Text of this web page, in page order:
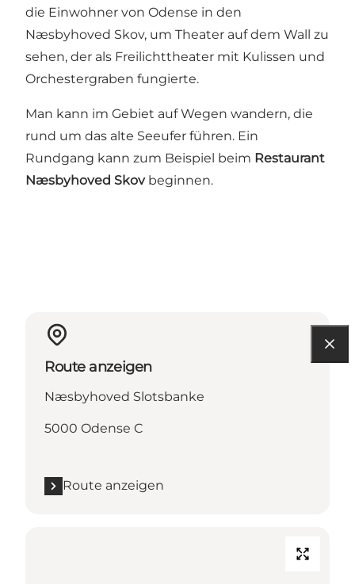
die Einwohner von Odense in den
Næsbyhoved Skov, um Theater auf dem Wall zu
sehen, der als Freilichttheater mit Kulissen und
Orchestergraben fungierte.
Man kann im Gebiet auf Wegen wandern, die
rund um das alte Seeufer führen. Ein
Rundgang kann zum Beispiel beim Restaurant
Næsbyhoved Skovbeginnen.
Route anzeigen
Næsbyhoved Slotsbanke
5000 Odense C
Route anzeigen